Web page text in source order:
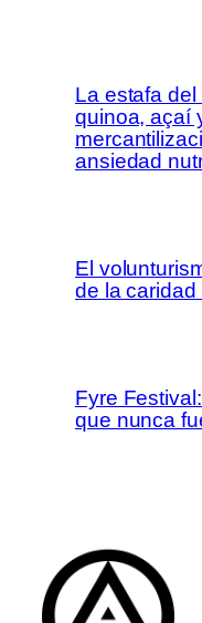
La estafa
quinoa, açaí
ansiedad
El
de la caridad
Fyre
que nunca